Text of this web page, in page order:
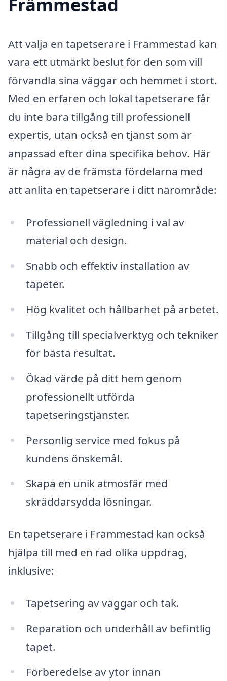
Att välja en tapetserare i Främmestad kan
vara ett utmärkt beslut för den som vill
förvandla sina väggar och hemmet i stort.
Med en erfaren och lokal tapetserare får
du inte bara tillgång till professionell
expertis, utan också en tjänst som är
anpassad efter dina specifika behov. Här
är några av de främsta fördelarna med
att anlita en tapetserare i ditt närområde:
Professionell vägledning i val av
material och design.
Snabb och effektiv installation av
tapeter.
Hög kvalitet och hållbarhet på arbetet.
Tillgång till specialverktyg och tekniker
för bästa resultat.
Ökad värde på ditt hem genom
professionellt utförda
tapetseringstjänster.
Personlig service med fokus på
kundens önskemål.
Skapa en unik atmosfär med
skräddarsydda lösningar.
En tapetserare i Främmestad kan också
hjälpa till med en rad olika uppdrag,
inklusive:
Tapetsering av väggar och tak.
Reparation och underhåll av befintlig
tapet.
Förberedelse av ytor innan